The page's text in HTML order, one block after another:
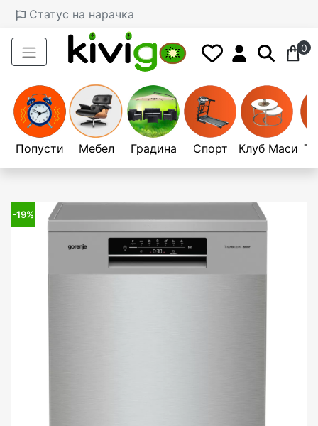
Статус на нарачка
0
Попусти Мебел Градина Спорт Клуб Маси
-19%